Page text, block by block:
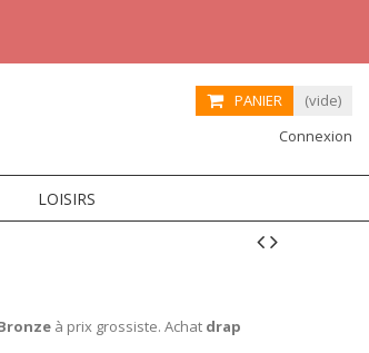
PANIER
(vide)
Connexion
LOISIRS
à prix grossiste. Achat drap